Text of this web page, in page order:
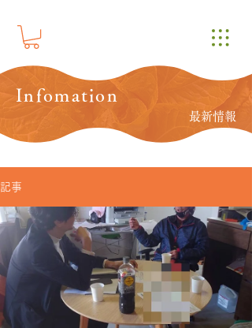
Infomation
最新情報
記事